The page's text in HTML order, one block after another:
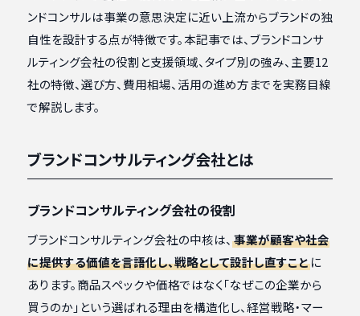
ンドコンサルは事業の意思決定に近い上流からブランドの独
自性を設計する点が特徴です。本記事では、ブランドコンサ
ルティング会社の役割と支援領域、タイプ別の強み、主要12
社の特徴、選び方、費用相場、活用の進め方までを実務目線
で解説します。
ブランドコンサルティング会社とは
ブランドコンサルティング会社の役割
ブランドコンサルティング会社の中核は、 事業が顧客や社会
に提供する価値を言語化し、戦略として設計し直すことに
あります。商品スペックや価格ではなく「なぜこの企業から
買うのか」という選ばれる理由を構造化し、経営戦略・マー